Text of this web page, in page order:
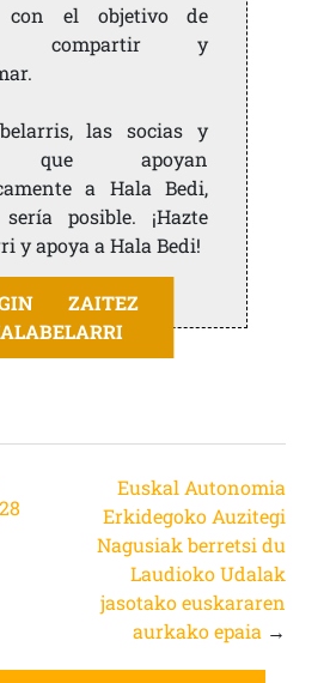
con el objetivo de
compartir y
las socias y
que apoyan
a Hala Bedi,
posible. ¡Hazte
y apoya a Hala Bedi!
ZAITEZ
Euskal Autonomia
Erkidegoko Auzitegi
Nagusiak berretsi du
Laudioko Udalak
jasotako euskararen
aurkako epaia →